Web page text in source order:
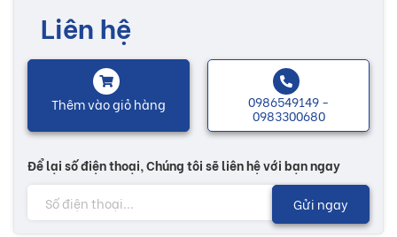
Liên hệ
Thêm vào giỏ hàng 0986549149 -
0983300680
Để lại số điện thoại, Chúng tôi sẽ liên hệ với bạn ngay
Gửi ngay